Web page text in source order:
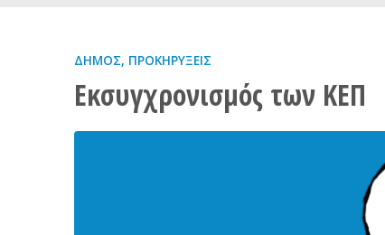
ΔΉΜΟΣ, ΠΡΟΚΗΡΎΞΕΙΣ
Εκσυγχρονισμός των ΚΕΠ